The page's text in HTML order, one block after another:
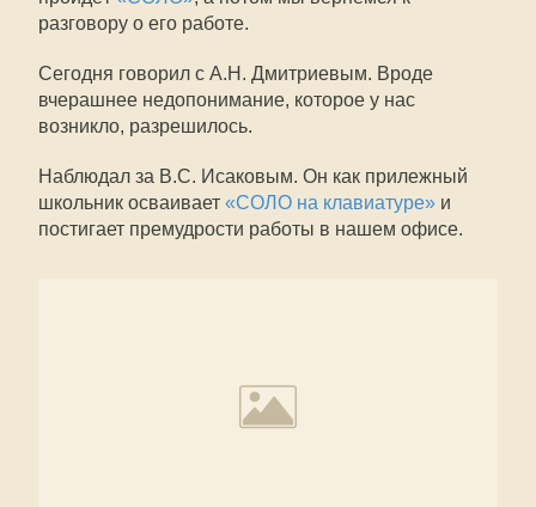
разговору о его работе.
Сегодня говорил с А.Н. Дмитриевым. Вроде
вчерашнее недопонимание, которое у нас
возникло, разрешилось.
Наблюдал за В.С. Исаковым. Он как прилежный
школьник осваивает «СОЛО на клавиатуре» и
постигает премудрости работы в нашем офисе.